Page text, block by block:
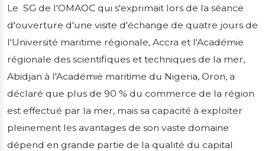
Le secrétaire général de l'Organisation
maritime de l'Afrique de l'Ouest et du Centre
(OMAOC), le Dr Paul Adalikwu, a réafféré la
détermination de l'organisation à combler
tout le déficit de capital humain maritime
grâce à la coll...
Publié le 06/05/2026 5 min de lecture
Le SG de l'OMAOC qui s'exprimait lors de la séance
d'ouverture d'une visite d'échange de quatre jours de
l'Université maritime régionale, Accra et l'Académie
régionale des scientifiques et techniques de la mer,
Abidjan à l'Académie maritime du Nigeria, Oron, a
déclaré que plus de 90 % du commerce de la région
est effectué par la mer, mais sa capacité à exploiter
pleinement les avantages de son vaste domaine
dépend en grande partie de la qualité du capital